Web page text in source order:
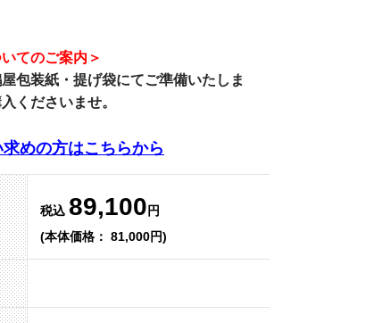
てのご案内＞
包装紙・提げ袋にてご準備いたしま
くださいませ。
めの方はこちらから
税込 89,100 円
(本体価格： 81,000円)